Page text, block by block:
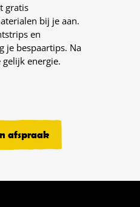
gratis
bij je aan.
en
je bespaartips. Na
gelijk energie.
afspraak